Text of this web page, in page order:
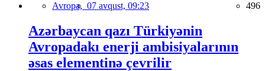
Avropa, 07 avqust, 09:23 496
Azərbaycan qazı Türkiyənin
Avropadakı enerji ambisiyalarının
əsas elementinə çevrilir